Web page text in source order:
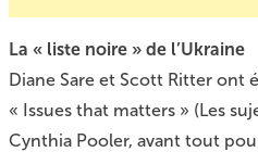
La « liste noire » de l’Ukraine
Diane Sare et Scott Ritter ont
« Issues that matters » (Les
Cynthia Pooler, avant tout